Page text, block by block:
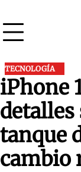
to
content
TECNOLOGÍA
iPhone
tanque
cambio